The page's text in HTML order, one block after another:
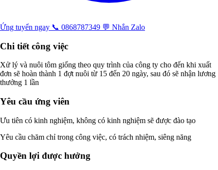
Ứng tuyển ngay 📞 0868787349 💬 Nhắn Zalo
Chi tiết công việc
Xử lý và nuôi tôm giống theo quy trình của công ty cho đến khi xuất
đơn sẽ hoàn thành 1 đợt nuôi từ 15 đến 20 ngày, sau đó sẽ nhận lương
thưởng 1 lần
Yêu cầu ứng viên
Ưu tiên có kinh nghiệm, không có kinh nghiệm sẽ được đào tạo
Yêu cầu chăm chỉ trong công việc, có trách nhiệm, siêng năng
Quyền lợi được hưởng